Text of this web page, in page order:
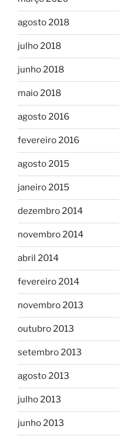
agosto 2018
julho 2018
junho 2018
maio 2018
agosto 2016
fevereiro 2016
agosto 2015
janeiro 2015
dezembro 2014
novembro 2014
abril 2014
fevereiro 2014
novembro 2013
outubro 2013
setembro 2013
agosto 2013
julho 2013
junho 2013